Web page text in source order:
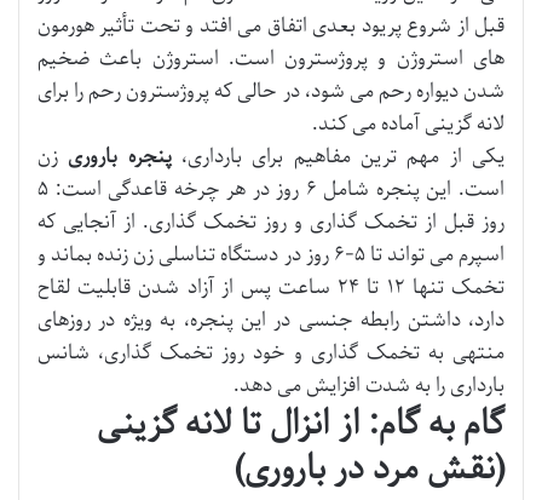
قبل از شروع پریود بعدی اتفاق می افتد و تحت تأثیر هورمون
های استروژن و پروژسترون است. استروژن باعث ضخیم
شدن دیواره رحم می شود، در حالی که پروژسترون رحم را برای
لانه گزینی آماده می کند.
یکی از مهم ترین مفاهیم برای بارداری،پنجره باروری زن
است. این پنجره شامل ۶ روز در هر چرخه قاعدگی است: ۵
روز قبل از تخمک گذاری و روز تخمک گذاری. از آنجایی که
اسپرم می تواند تا ۵-۶ روز در دستگاه تناسلی زن زنده بماند و
تخمک تنها ۱۲ تا ۲۴ ساعت پس از آزاد شدن قابلیت لقاح
دارد، داشتن رابطه جنسی در این پنجره، به ویژه در روزهای
منتهی به تخمک گذاری و خود روز تخمک گذاری، شانس
بارداری را به شدت افزایش می دهد.
گام به گام: از انزال تا لانه گزینی
(نقش مرد در باروری)